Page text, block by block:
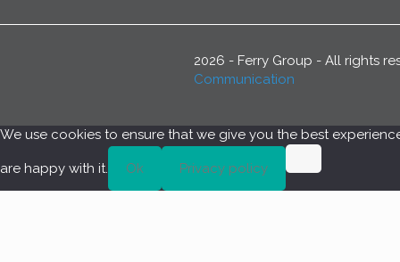
2026 - Ferry Group - All rights
Communication
We use cookies to ensure that we give you the best
are happy with it. Ok Privacy policy